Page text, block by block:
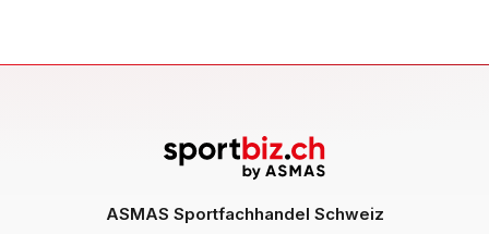
ASMAS Sportfachhandel Schweiz